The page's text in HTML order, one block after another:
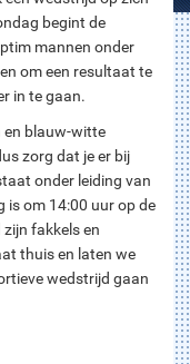
begint de
mannen onder
om een resultaat te
in te gaan.
en blauw-witte
zorg dat je er bij
onder leiding van
is om 14:00 uur op de
fakkels en
thuis en laten we
wedstrijd gaan